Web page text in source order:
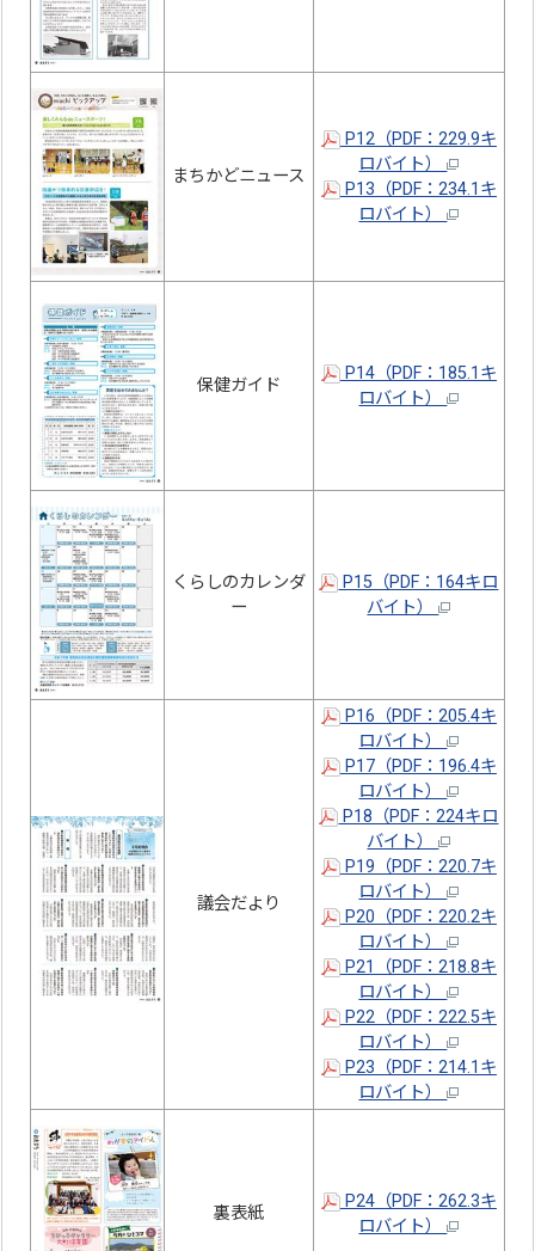
まちかどニュース
P12（PDF：229.9キ
ロバイト）
P13（PDF：234.1キ
ロバイト）
保健ガイド
P14（PDF：185.1キ
ロバイト）
くらしのカレンダ
ー
P15（PDF：164キロ
バイト）
議会だより
P16（PDF：205.4キ
ロバイト）
P17（PDF：196.4キ
ロバイト）
P18（PDF：224キロ
バイト）
P19（PDF：220.7キ
ロバイト）
P20（PDF：220.2キ
ロバイト）
P21（PDF：218.8キ
ロバイト）
P22（PDF：222.5キ
ロバイト）
P23（PDF：214.1キ
ロバイト）
裏表紙
P24（PDF：262.3キ
ロバイト）